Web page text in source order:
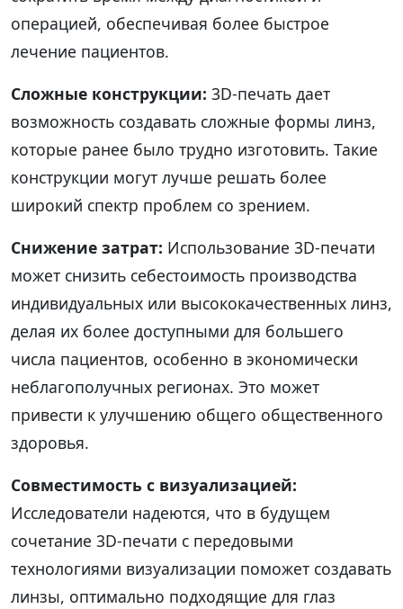
операцией, обеспечивая более быстрое
лечение пациентов.
Сложные конструкции: 3D-печать дает
возможность создавать сложные формы линз,
которые ранее было трудно изготовить. Такие
конструкции могут лучше решать более
широкий спектр проблем со зрением.
Снижение затрат: Использование 3D-печати
может снизить себестоимость производства
индивидуальных или высококачественных линз,
делая их более доступными для большего
числа пациентов, особенно в экономически
неблагополучных регионах. Это может
привести к улучшению общего общественного
здоровья.
Совместимость с визуализацией:
Исследователи надеются, что в будущем
сочетание 3D-печати с передовыми
технологиями визуализации поможет создавать
линзы, оптимально подходящие для глаз